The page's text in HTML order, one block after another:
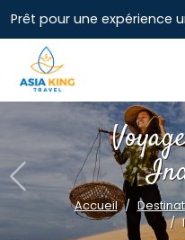
Prêt pour une expérience
Accueil
Previous